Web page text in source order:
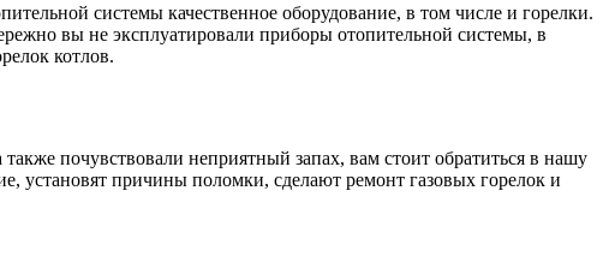
системы качественное оборудование, в том числе и горелки.
вы не эксплуатировали приборы отопительной системы, в
котлов.
почувствовали неприятный запах, вам стоит обратиться в нашу
установят причины поломки, сделают ремонт газовых горелок и